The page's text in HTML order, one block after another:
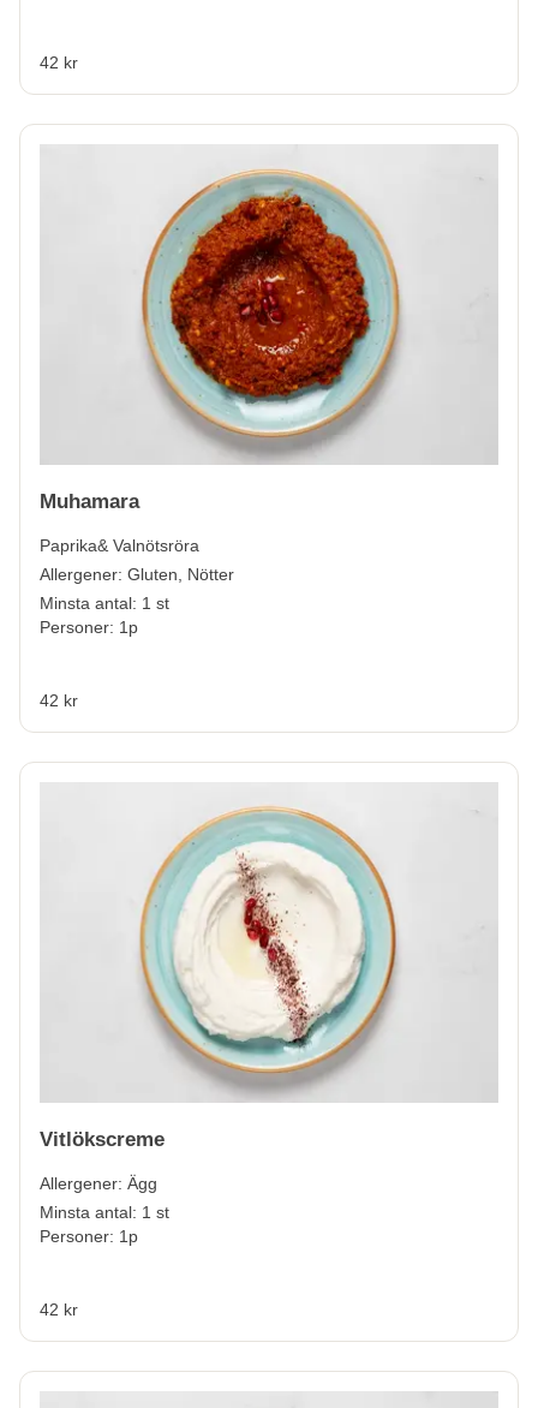
42 kr
Muhamara
Paprika& Valnötsröra
Allergener: Gluten, Nötter
Minsta antal: 1 st
Personer: 1p
42 kr
Vitlökscreme
Allergener: Ägg
Minsta antal: 1 st
Personer: 1p
42 kr